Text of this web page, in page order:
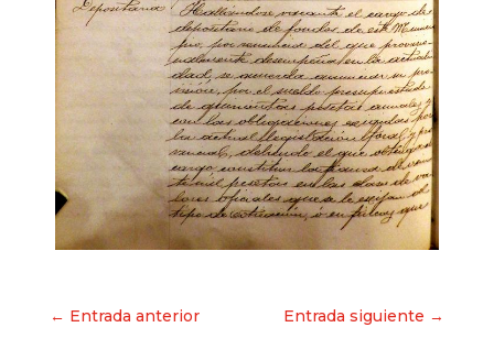
Navegación
← Entrada anterior Entrada siguiente →